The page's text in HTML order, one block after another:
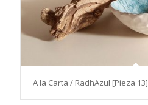
A la Carta / RadhAzul [Pieza 13]